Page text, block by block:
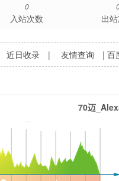
0
入站次数 出
近日收录 |友情查询 |百
70迈